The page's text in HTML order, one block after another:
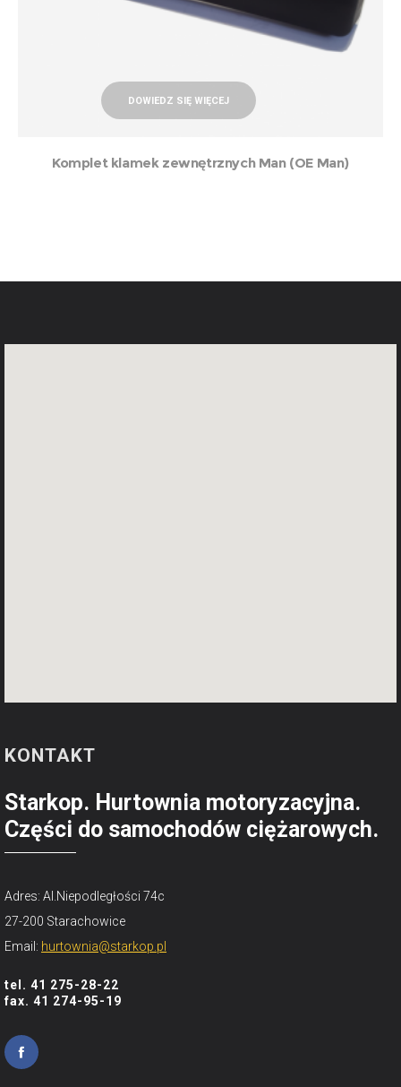
DOWIEDZ SIĘ WIĘCEJ
Komplet klamek zewnętrznych Man (OE Man)
KONTAKT
Starkop. Hurtownia motoryzacyjna.
Części do samochodów ciężarowych.
Adres: Al.Niepodległości 74c
27-200 Starachowice
Email: hurtownia@starkop.pl
tel. 41 275-28-22
fax. 41 274-95-19